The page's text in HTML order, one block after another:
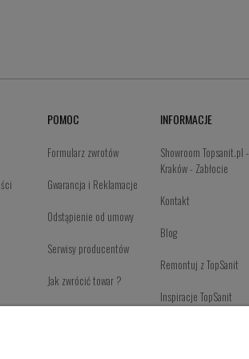
POMOC
Formularz zwrotów
Gwarancja i Reklamacje
Odstąpienie od umowy
Serwisy producentów
Jak zwrócić towar ?
INFORMACJE
Showroom Topsanit.pl -
Kraków - Zabłocie
Kontakt
Blog
Remontuj z TopSanit
Inspiracje TopSanit